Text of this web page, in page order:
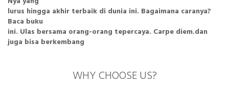
lurus hingga akhir terbaik di dunia ini. Bagaimana caranya?
Baca buku
ini. Ulas bersama orang-orang tepercaya. Carpe diem.dan
juga bisa berkembang
WHY CHOOSE US?